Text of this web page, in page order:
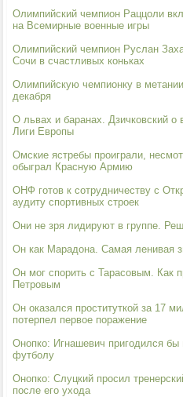
Олимпийский чемпион Раццоли
на Всемирные военные игры
Олимпийский чемпион Руслан
Сочи в счастливых коньках
Олимпийскую чемпионку в
декабря
О львах и баранах. Дзичковский
Лиги Европы
Омские ястребы проиграли,
обыграл Красную Армию
ОНФ готов к сотрудничеству с
аудиту спортивных строек
Они не зря лидируют в группе.
Он как Марадона. Самая ленивая
Он мог спорить с Тарасовым. Как
Петровым
Он оказался проституткой за 17
потерпел первое поражение
Онопко: Игнашевич пригодился
футболу
Онопко: Слуцкий просил
после его ухода